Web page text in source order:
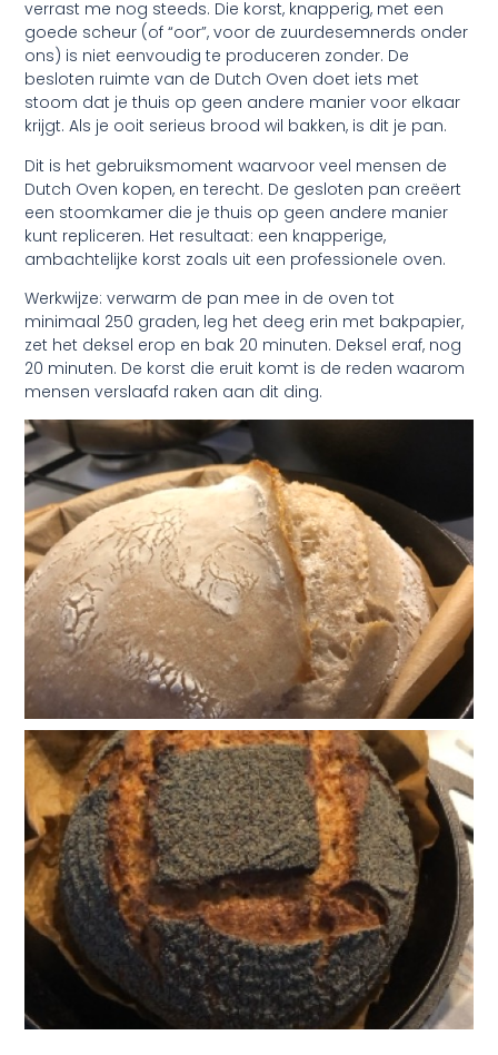
verrast me nog steeds. Die korst, knapperig, met een
goede scheur (of “oor”, voor de zuurdesemnerds onder
ons) is niet eenvoudig te produceren zonder. De
besloten ruimte van de Dutch Oven doet iets met
stoom dat je thuis op geen andere manier voor elkaar
krijgt. Als je ooit serieus brood wil bakken, is dit je pan.
Dit is het gebruiksmoment waarvoor veel mensen de
Dutch Oven kopen, en terecht. De gesloten pan creëert
een stoomkamer die je thuis op geen andere manier
kunt repliceren. Het resultaat: een knapperige,
ambachtelijke korst zoals uit een professionele oven.
Werkwijze: verwarm de pan mee in de oven tot
minimaal 250 graden, leg het deeg erin met bakpapier,
zet het deksel erop en bak 20 minuten. Deksel eraf, nog
20 minuten. De korst die eruit komt is de reden waarom
mensen verslaafd raken aan dit ding.